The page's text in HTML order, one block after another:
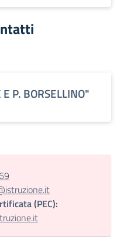
E P. BORSELLINO"
(PEC):